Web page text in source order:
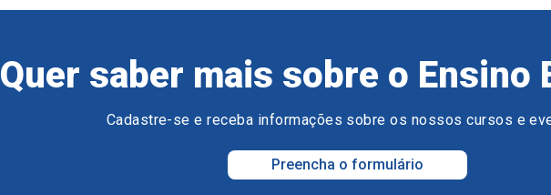
Quer saber mais sobre o Ensino
Cadastre-se e receba informações sobre os nossos cursos e
Preencha o formulário